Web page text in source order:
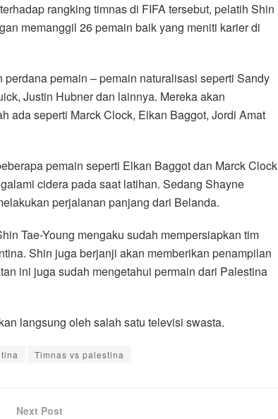
rangking timnas di FIFA tersebut, pelatih Shin
memanggil 26 pemain baik yang meniti karier di
pemain – pemain naturalisasi seperti Sandy
Justin Hubner dan lainnya. Mereka akan
ada seperti Marck Clock, Elkan Baggot, Jordi Amat
pemain seperti Elkan Baggot dan Marck Clock
cidera pada saat latihan. Sedang Shayne
perjalanan panjang dari Belanda.
Tae-Young mengaku sudah mempersiapkan tim
Shin juga berjanji akan memberikan penampilan
ini juga sudah mengetahui permain dari Palestina
langsung oleh salah satu televisi swasta.
Timnas vs palestina
Next Post